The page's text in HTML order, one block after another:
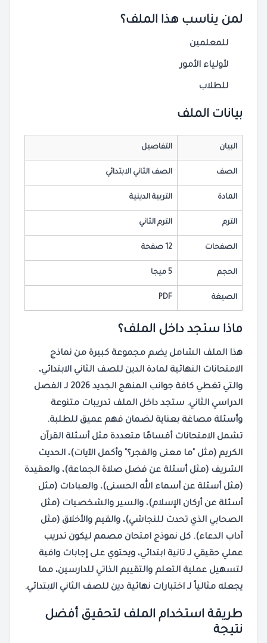
لمن يناسب هذا الملف؟
للمعلمين
لأولياء الأمور
للطلاب
بيانات الملف
البيان التفاصيل
الصف الصف الثاني الابتدائي
المادة التربية الدينية
الترم الترم الثاني
الصفحات 12 صفحة
الحجم 5 ميجا
الصيغة PDF
ماذا ستجد داخل الملف؟
هذا الملف الشامل يضم مجموعة كبيرة من نماذج
الامتحانات النهائية لمادة الدين للصف الثاني الابتدائي،
والتي تغطي كافة جوانب المنهج الجديد 2026 لـ الفصل
الدراسي الثاني. ستجد داخل الملف تدريبات متنوعة
وأسئلة مصاغة بعناية لضمان فهم عميق للطلبة.
تشمل الامتحانات أقسامًا متعددة مثل أسئلة القرآن
الكريم (مثل "ما معنى والفجر؟" وأكمل الآيات)، الحديث
الشريف (مثل أسئلة عن فضل صلاة الجماعة)، والعقيدة
(مثل أسئلة عن أسماء الله الحسنى)، والعبادات (مثل
أسئلة عن أركان الإسلام)، والسير والشخصيات (مثل
الصحابي الذي تحدث للنجاشي)، والقيم والأخلاق (مثل
آداب الدعاء). كل نموذج امتحان مصمم ليكون تدريب
عملي حقيقي لـ تانية ابتدائي، ويحتوي على إجابات وافية
لتسهيل عملية التعلم والتقييم الذاتي للدارسين، مما
يجعله مثالياً لـ اختبارات نهائية دين للصف الثاني الابتدائي.
طريقة استخدام الملف لتحقيق أفضل
نتيجة